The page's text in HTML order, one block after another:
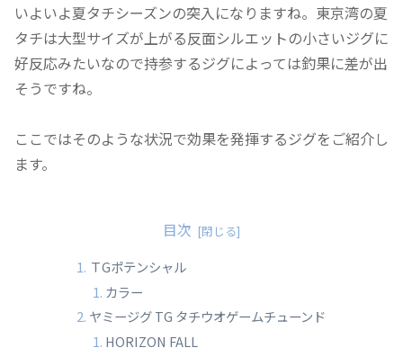
いよいよ夏タチシーズンの突入になりますね。東京湾の夏
タチは大型サイズが上がる反面シルエットの小さいジグに
好反応みたいなので持参するジグによっては釣果に差が出
そうですね。
ここではそのような状況で効果を発揮するジグをご紹介し
ます。
目次
ＴGポテンシャル
カラー
ヤミージグ TG タチウオゲームチューンド
HORIZON FALL